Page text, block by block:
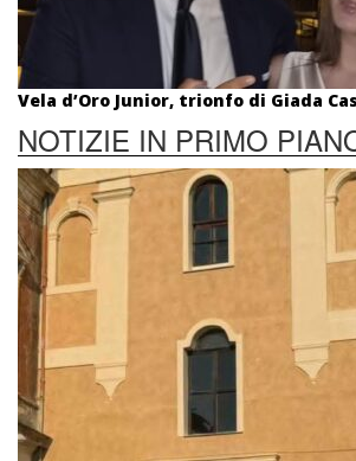
Vela d’Oro Junior, trionfo di Giada
NOTIZIE IN PRIMO